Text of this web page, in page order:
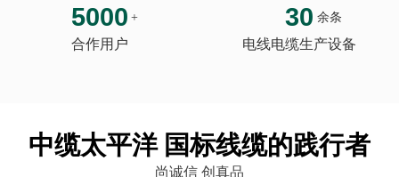
5000 +
合作用户
30 余条
电线电缆生产设备
中缆太平洋 国标线缆的践行者
尚诚信 创真品